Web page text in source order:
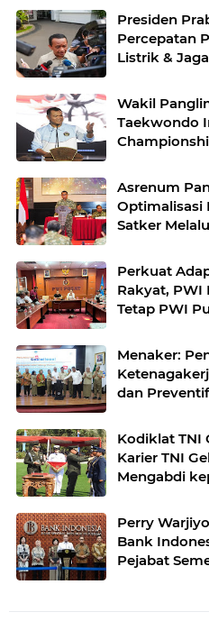
Presiden
Percepatan
Listrik &
Wakil
Taekwondo
Asrenum
Optimalisasi
Satker
Perkuat
Rakyat, PWI
Tetap PWI
Menaker:
dan Preventif
Kodiklat TNI
Karier TNI
Mengabdi
Perry
Bank
Pejabat